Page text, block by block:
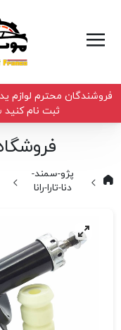
فروشندگان محترم لوازم
ثبت نام
پژو-سمند-
دنا-تارا-رانا